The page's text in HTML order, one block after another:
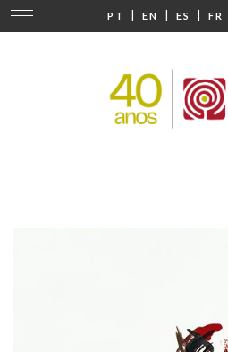
PT | EN | ES | FR
Mudar
navegação